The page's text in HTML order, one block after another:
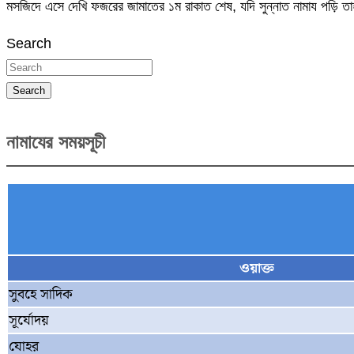
মসজিদে এসে দেখি ফজরের জামাতের ১ম রাকাত শেষ, যদি সুন্নাত নামায পড়ি
Search
Search
নামাযের সময়সূচী
ওয়াক্ত
সুবহে সাদিক
সূর্যোদয়
যোহর